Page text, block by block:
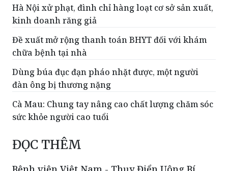
Đề xuất mở rộng thanh toán BHYT đối với khám
chữa bệnh tại nhà
Dùng búa đục đạn pháo nhặt được, một người
đàn ông bị thương nặng
Cà Mau: Chung tay nâng cao chất lượng chăm sóc
sức khỏe người cao tuổi
ĐỌC THÊM
Bệnh viện Việt Nam - Thụy Điển Uông Bí